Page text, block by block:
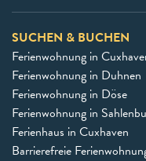
SUCHEN & BUCHEN
Ferienwohnung in
Ferienwohnung in Duhnen
Ferienwohnung in Döse
Ferienwohnung in
Ferienhaus in Cuxhaven
Barrierefreie